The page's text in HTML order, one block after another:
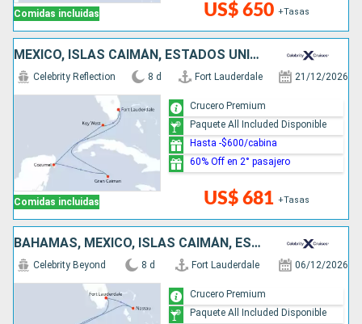
Comidas incluidas US$ 650 +Tasas
MÉXICO, ISLAS CAIMÁN, ESTADOS UNIDOS
Comidas incluidas
Celebrity Reflection 8 d Fort Lauderdale 21/12/2026
US$ 681 +Tasas
Crucero Premium
Paquete All Included Disponible
Hasta -$600/cabina
60% Off en 2° pasajero
BAHAMAS, MÉXICO, ISLAS CAIMÁN, ESTADOS UNIDOS
Celebrity Beyond 8 d Fort Lauderdale 06/12/2026
Crucero Premium
Paquete All Included Disponible